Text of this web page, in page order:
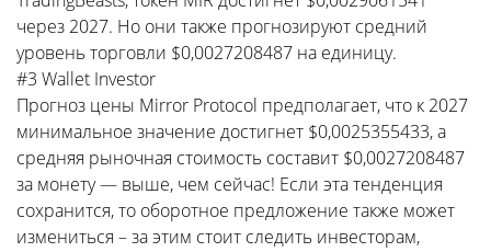
через 2027. Но они также прогнозируют средний
уровень торговли $0,0027208487 на единицу.
#3 Wallet Investor
Прогноз цены Mirror Protocol предполагает, что к 2027
минимальное значение достигнет $0,0025355433, а
средняя рыночная стоимость составит $0,0027208487
за монету — выше, чем сейчас! Если эта тенденция
сохранится, то оборотное предложение также может
измениться – за этим стоит следить инвесторам,